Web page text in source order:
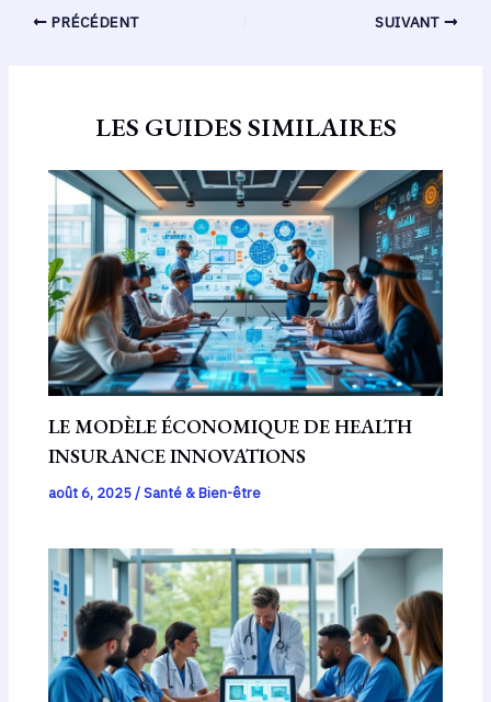
PRÉCÉDENT SUIVANT
LES GUIDES SIMILAIRES
LE MODÈLE ÉCONOMIQUE DE HEALTH
INSURANCE INNOVATIONS
août 6, 2025/Santé & Bien-être